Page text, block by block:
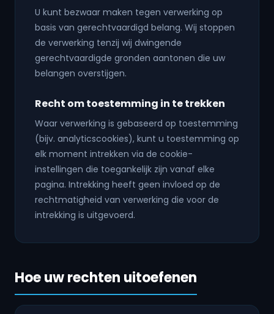
U kunt bezwaar maken tegen verwerking op
basis van gerechtvaardigd belang. Wij stoppen
de verwerking tenzij wij dwingende
gerechtvaardigde gronden aantonen die uw
belangen overstijgen.
Recht om toestemming in te trekken
Waar verwerking is gebaseerd op toestemming
(bijv. analyticscookies), kunt u toestemming op
elk moment intrekken via de cookie-
instellingen die toegankelijk zijn vanaf elke
pagina. Intrekking heeft geen invloed op de
rechtmatigheid van verwerking die voor de
intrekking is uitgevoerd.
Hoe uw rechten uitoefenen